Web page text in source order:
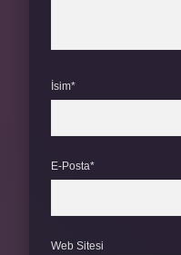
İsim*
E-Posta*
Web Sitesi